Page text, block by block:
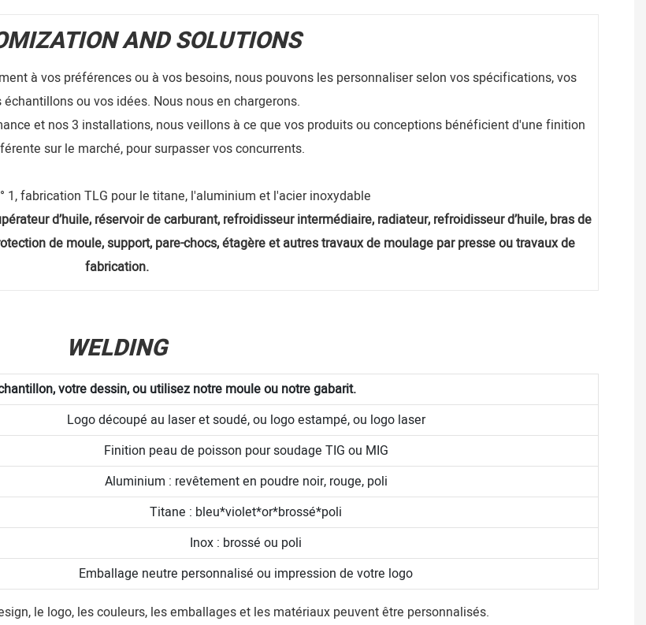
AND SOLUTIONS
à vos préférences ou à vos besoins, nous pouvons les personnaliser selon vos spécifications, vos
échantillons ou vos idées. Nous nous en chargerons.
et nos 3 installations, nous veillons à ce que vos produits ou conceptions bénéficient d'une finition
sur le marché, pour surpasser vos concurrents.
1, fabrication TLG pour le titane, l'aluminium et l'acier inoxydable
d’huile, réservoir de carburant, refroidisseur intermédiaire, radiateur, refroidisseur d’huile, bras de
de moule, support, pare-chocs, étagère et autres travaux de moulage par presse ou travaux de
fabrication.
WELDING
votre dessin, ou utilisez notre moule ou notre gabarit.
Logo découpé au laser et soudé, ou logo estampé, ou logo laser
Finition peau de poisson pour soudage TIG ou MIG
Aluminium : revêtement en poudre noir, rouge, poli
Titane : bleu*violet*or*brossé*poli
Inox : brossé ou poli
Emballage neutre personnalisé ou impression de votre logo
le logo, les couleurs, les emballages et les matériaux peuvent être personnalisés.